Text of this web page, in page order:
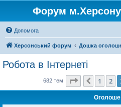
Форум
Допомога
Херсонський форум Дошка
Робота в Інтернеті
682 тем Сторінка 3
1 2